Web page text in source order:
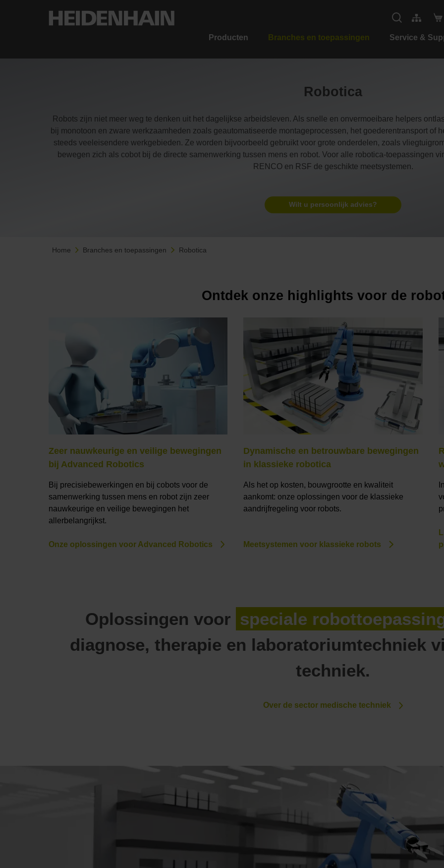
Producten Branches en toepassingen Service &
Robotica
Robots zijn niet meer weg te denken uit het dagelijkse arbeidsleven. Als snelle en onvermoeibare helpers
bij monotoon en zware werkzaamheden zoals geautomatiseerde montageprocessen, het goederentransport of
steeds veeleisendere werkgebieden. Ze worden bijvoorbeeld gebruikt voor grote onderdelen, zoals
bewegen zich als cobot bij de directe samenwerking tussen mens en robot. Voor alle robotica-toepassingen
RENCO en RSF de geschikte meetsystemen.
Wilt u persoonlijk advies?
Home Branches en toepassingen Robotica
Ontdek onze highlights voor de
Zeer nauwkeurige en veilige bewegingen
bij Advanced Robotics
Bij precisiebewerkingen en bij cobots voor de
samenwerking tussen mens en robot zijn zeer
nauwkeurige en veilige bewegingen het
allerbelangrijkst.
Onze oplossingen voor Advanced Robotics
Dynamische en betrouwbare bewegingen
in klassieke robotica
Als het op kosten, bouwgrootte en kwaliteit
aankomt: onze oplossingen voor de klassieke
aandrijfregeling voor robots.
Meetsystemen voor klassieke robots
Oplossingen voor speciale
diagnose, therapie en laboratoriumtechniek
techniek.
Over de sector medische techniek